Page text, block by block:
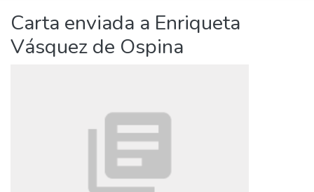
Carta enviada a Enriqueta
Vásquez de Ospina